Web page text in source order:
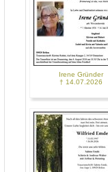
Irene Gründer
† 14.07.2026